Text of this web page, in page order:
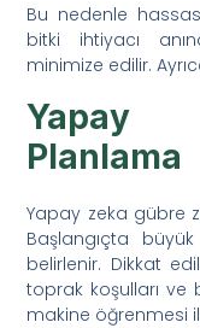
Bu nedenle
bitki ihtiyacı
minimize edilir.
Yapay
Planlama
Yapay zeka gübre
Başlangıçta
belirlenir. Dikkat
toprak koşulları ve
makine öğrenmesi